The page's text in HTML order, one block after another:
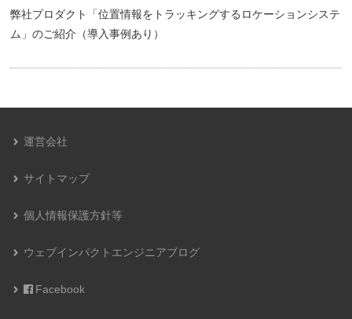
弊社プロダクト「位置情報をトラッキングするロケーションシステ
ム」のご紹介（導入事例あり）
運営会社
サイトマップ
個人情報保護方針等
ウェブインパクトエンジニアブログ
Facebook